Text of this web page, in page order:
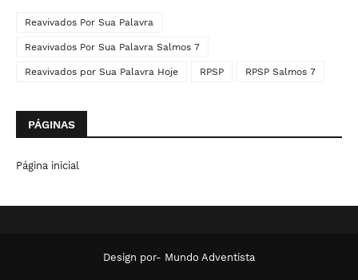
Reavivados Por Sua Palavra
Reavivados Por Sua Palavra Salmos 7
Reavivados por Sua Palavra Hoje RPSP RPSP Salmos 7
PÁGINAS
Página inicial
Design por- Mundo Adventista